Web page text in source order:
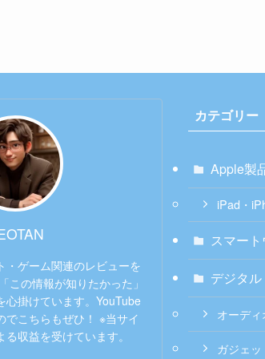
・ゲーム関連のレビューを
この情報が知りたかった」
心掛けています。YouTube
でこちらもぜひ！ ※当サイ
収益を受けています。
カテゴリー
Apple製
iPad・
スマー
デジタル
オーディ
ガジェッ